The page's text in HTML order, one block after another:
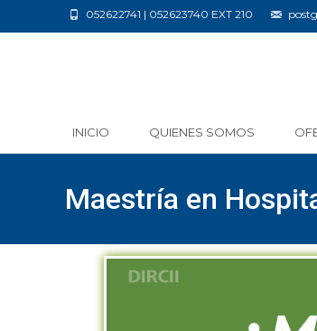
052622741 | 052623740 EXT 210
INICIO QUIENES SOMOS
Maestría en